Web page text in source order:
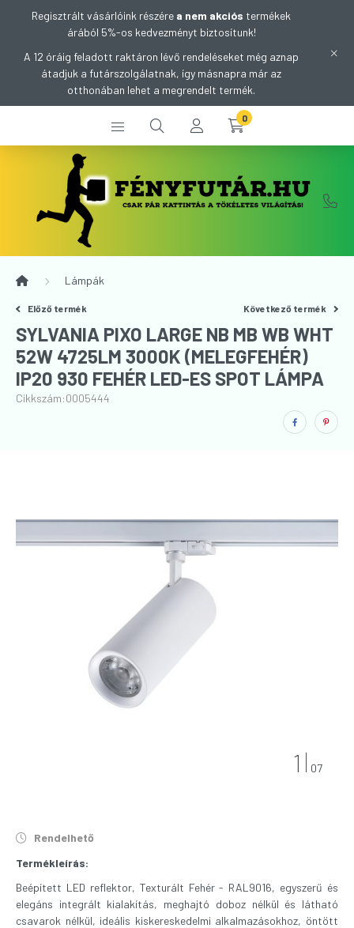
Regisztrált vásárlóink részére a nem akciós termékek
árából 5%-os kedvezményt biztosítunk!
A 12 óráig feladott raktáron lévő rendeléseket még aznap
átadjuk a futárszolgálatnak, így másnapra már az
otthonában lehet a megrendelt termék.
0
Lámpák
Előző termék Következő termék
SYLVANIA PIXO LARGE NB MB WB WHT
52W 4725LM 3000K (MELEGFEHÉR)
IP20 930 FEHÉR LED-ES SPOT LÁMPA
Cikkszám:0005444
1 07
Rendelhető
Termékleírás:
Beépített LED reflektor, Texturált Fehér - RAL9016, egyszerű és
elegáns integrált kialakítás, meghajtó doboz nélkül és látható
csavarok nélkül, ideális kiskereskedelmi alkalmazásokhoz, öntött